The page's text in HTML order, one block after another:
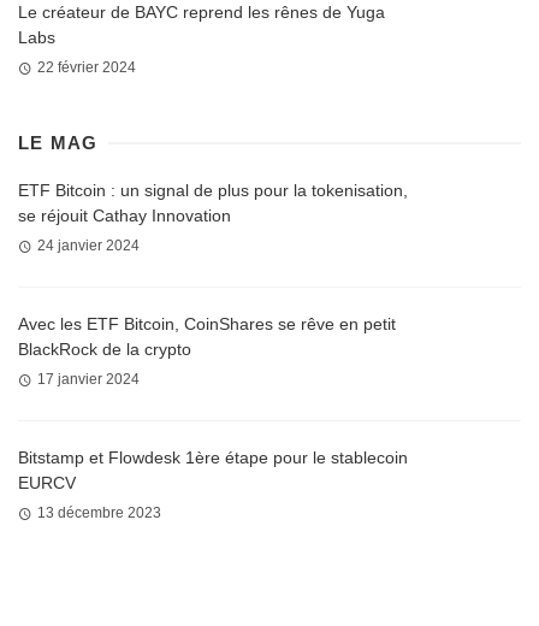
Le créateur de BAYC reprend les rênes de Yuga
Labs
22 février 2024
LE MAG
ETF Bitcoin : un signal de plus pour la tokenisation,
se réjouit Cathay Innovation
24 janvier 2024
Avec les ETF Bitcoin, CoinShares se rêve en petit
BlackRock de la crypto
17 janvier 2024
Bitstamp et Flowdesk 1ère étape pour le stablecoin
EURCV
13 décembre 2023